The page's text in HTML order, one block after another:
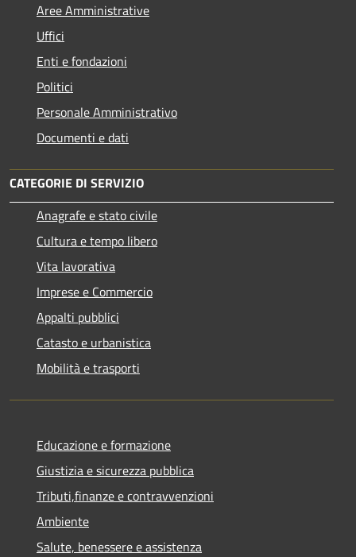
Aree Amministrative
Uffici
Enti e fondazioni
Politici
Personale Amministrativo
Documenti e dati
CATEGORIE DI SERVIZIO
Anagrafe e stato civile
Cultura e tempo libero
Vita lavorativa
Imprese e Commercio
Appalti pubblici
Catasto e urbanistica
Mobilità e trasporti
Educazione e formazione
Giustizia e sicurezza pubblica
Tributi,finanze e contravvenzioni
Ambiente
Salute, benessere e assistenza